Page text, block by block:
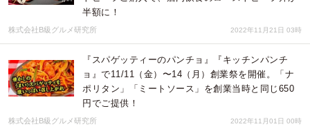
半額に！
株式会社B級グルメ研究所 2022年11月21日 03時
『スパゲッティーのパンチョ』『キッチンパンチ
ョ』で11/11（金）〜14（月）創業祭を開催。「ナ
ポリタン」「ミートソース」を創業当時と同じ650
円でご提供！
株式会社B級グルメ研究所 2022年11月01日 00時